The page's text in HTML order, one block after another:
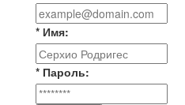
* Имя:
* Пароль: